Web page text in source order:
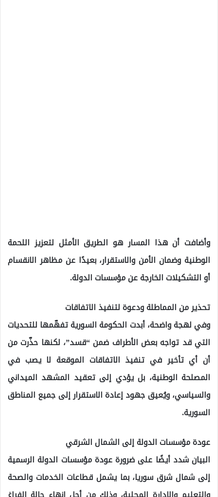
وأضافت أن هذا المسار هو الطريق الأمثل لتعزيز اللحمة
الوطنية وضمان الأمن والاستقرار، بعيدًا عن مظاهر الانقسام
أو التشكيلات الخارجة عن مؤسسات الدولة.
تحذير من المماطلة ودعوة لتنفيذ الاتفاقات
وفي لهجة واضحة، أبدت الحكومة السورية تفهّمها للتحديات
التي قد تواجه بعض الأطراف ضمن “قسد”، لكنها حذّرت من
أن أي تأخير في تنفيذ الاتفاقات الموقعة لا يصب في
المصلحة الوطنية، بل يؤدي إلى تعقيد المشهد الميداني
والسياسي، ويُعيق جهود إعادة الاستقرار إلى جميع المناطق
السورية.
عودة مؤسسات الدولة إلى الشمال الشرقي
البيان شدد أيضًا على ضرورة عودة مؤسسات الدولة الرسمية
إلى شمال شرق سوريا، بما يشمل قطاعات الخدمات والصحة